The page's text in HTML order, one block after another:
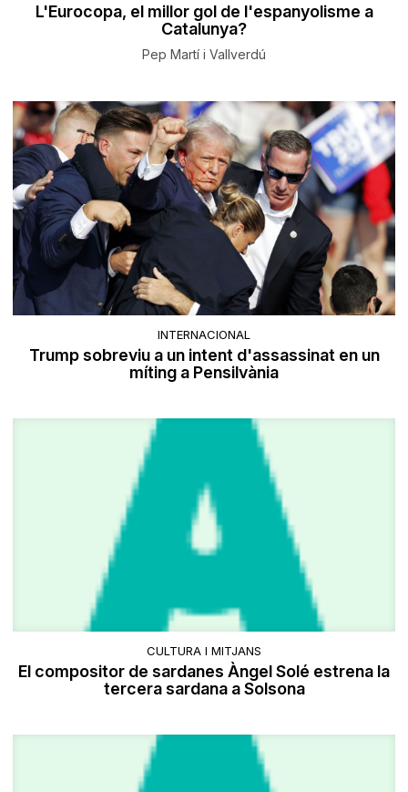
L'Eurocopa, el millor gol de l'espanyolisme a
Catalunya?
Pep Martí i Vallverdú
INTERNACIONAL
Trump sobreviu a un intent d'assassinat en un
míting a Pensilvània
CULTURA I MITJANS
El compositor de sardanes Àngel Solé estrena la
tercera sardana a Solsona